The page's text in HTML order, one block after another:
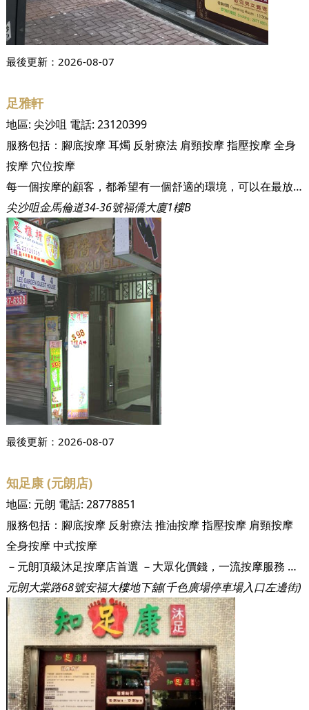
最後更新： 2026-08-07
足雅軒
地區: 尖沙咀電話: 23120399
服務包括： 腳底按摩耳燭 反射療法肩頸按摩指壓按摩全身
按摩 穴位按摩
每一個按摩的顧客，都希望有一個舒適的環境，可以在最放鬆的情況下享受按摩所帶來的樂趣。 故此本公司特別注重環境布置，希望能給每一個客人賓至如歸的感覺。
尖沙咀金馬倫道34-36號福僑大廈1樓B
最後更新： 2026-08-07
知足康 (元朗店)
地區: 元朗 電話: 28778851
服務包括： 腳底按摩反射療法推油按摩指壓按摩肩頸按摩
全身按摩中式按摩
－元朗頂級沐足按摩店首選 －大眾化價錢，一流按摩服務 －寬敞按摩大廳，親朋好友共聚首選 成立於1996年嘅「知足康」，因為優質嘅服務態度以及舒適嘅按摩環境、嚴格嘅衛生要求，開店至現今已有五家分店。知足康 (元朗店)為第五間分店，樓高 2層，佔地約 2,000多呎，比客人享受更寬敞嘅按摩空間。 一踏入「知足康」嘅大廳內，其店內裝潢就好佚行入高級酒店一樣，有親切嘅服務人員為您服務，而最令人驚嘆嘅係知足康大眾化嘅價錢！令人放鬆之餘亦唔需要擔心荷包會唔會大失血！知足康深受區內外客戶喜愛，經常一開店，就已經有熟客嚟按摩！喺知足康元朗店，有整潔舒適嘅單人、雙人按摩房，可以邀請親朋好友同家人一齊放鬆享受。知足康有多年按摩經驗嘅技師，熟練嘅按摩手法能助你消除疲勞，提供比你最優質嘅按摩服務，減輕你喺生活上的嘅！
元朗大棠路68號安福大樓地下舖(千色廣場停車場入口左邊街)